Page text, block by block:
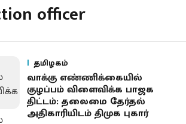
officer
தமிழகம்
வாக்கு எண்ணிக்கையில்
குழப்பம் விளைவிக்க பாஜக
திட்டம்: தலைமை தேர்தல்
அதிகாரியிடம் திமுக புகார்